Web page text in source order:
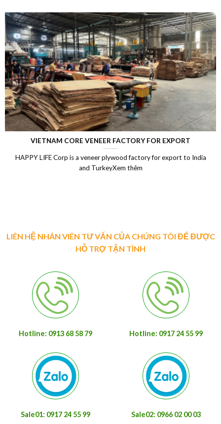
VIETNAM CORE VENEER FACTORY FOR EXPORT
HAPPY LIFE Corp is a veneer plywood factory for export to India
and TurkeyXem thêm
LIÊN HỆ NHÂN VIÊN TƯ VẤN CỦA CHÚNG TÔI ĐỂ ĐƯỢC
HỖ TRỢ TẬN TÌNH
Hotline: 0913 68 58 79 Hotline: 0917 24 55 99
Sale01: 0917 24 55 99 Sale02: 0966 02 00 03